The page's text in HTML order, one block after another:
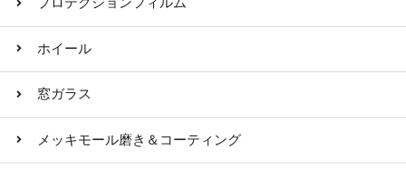
プロテクションフィルム
ホイール
窓ガラス
メッキモール磨き＆コーティング